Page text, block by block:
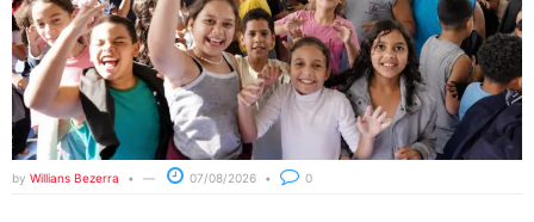
by Willians Bezerra 07/08/2026 0